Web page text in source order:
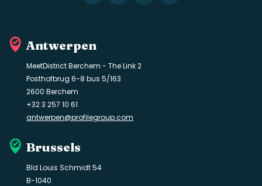
Antwerpen
MeetDistrict Berchem - The Link 2
Posthofbrug 6-8 bus 5/163
2600 Berchem
+32 3 257 10 61
antwerpen@profilegroup.com
Brussels
Bld Louis Schmidt 54
B-1040